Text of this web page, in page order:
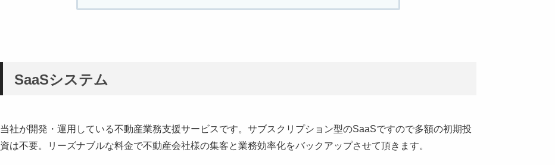
SaaSシステム
当社が開発・運用している不動産業務支援サービスです。サブスクリプション型のSaaSですので多額の初期投
資は不要。リーズナブルな料金で不動産会社様の集客と業務効率化をバックアップさせて頂きます。